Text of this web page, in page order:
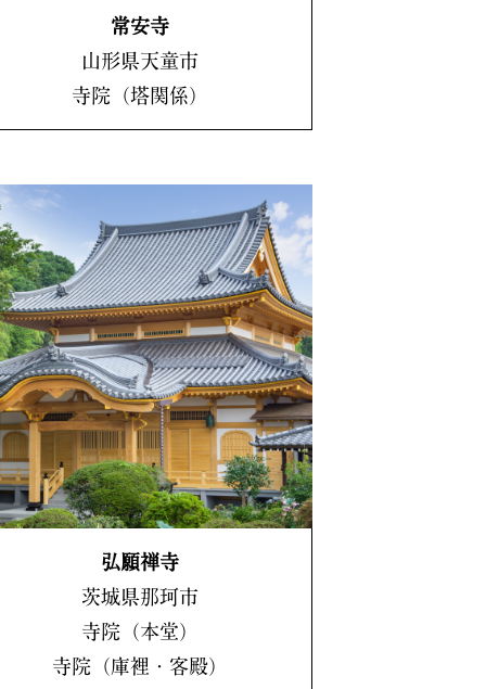
常安寺
山形県天童市
寺院（塔関係）
弘願禅寺
茨城県那珂市
寺院（本堂）
寺院（庫裡・客殿）